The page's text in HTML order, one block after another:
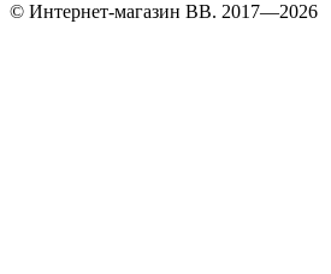
© Интернет-магазин BB. 2017—2026